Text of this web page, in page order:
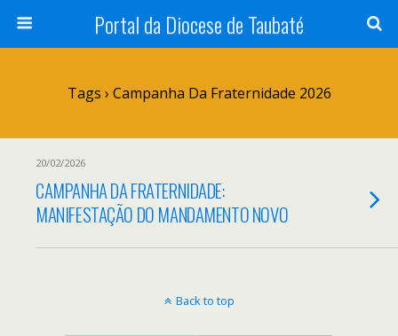
Portal da Diocese de Taubaté
Tags › Campanha Da Fraternidade 2026
20/02/2026
CAMPANHA DA FRATERNIDADE:
MANIFESTAÇÃO DO MANDAMENTO NOVO
Back to top